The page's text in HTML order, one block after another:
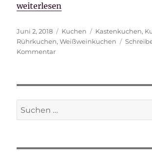
„Weißweinkuchen“
weiterlesen
Veröffentlicht
am
Juni 2, 2018 Kategorien
Kuchen Schlagwörter
Kastenkuchen,
Rührkuchen,Weißweinkuchen
Kommentarzu
Suche
nach: